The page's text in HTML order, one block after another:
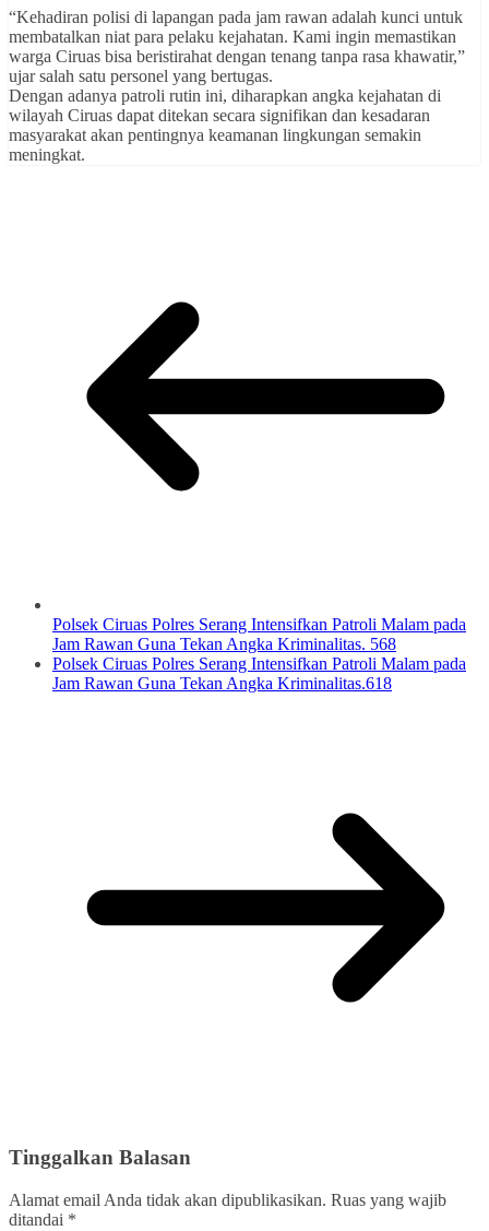
“Kehadiran polisi di lapangan pada jam rawan adalah kunci untuk
membatalkan niat para pelaku kejahatan. Kami ingin memastikan
warga Ciruas bisa beristirahat dengan tenang tanpa rasa khawatir,”
ujar salah satu personel yang bertugas.
Dengan adanya patroli rutin ini, diharapkan angka kejahatan di
wilayah Ciruas dapat ditekan secara signifikan dan kesadaran
masyarakat akan pentingnya keamanan lingkungan semakin
meningkat.
Polsek Ciruas Polres Serang Intensifkan Patroli Malam pada
Jam Rawan Guna Tekan Angka Kriminalitas. 568
Polsek Ciruas Polres Serang Intensifkan Patroli Malam pada
Jam Rawan Guna Tekan Angka Kriminalitas.618
Tinggalkan Balasan
Alamat email Anda tidak akan dipublikasikan. Ruas yang wajib
ditandai *